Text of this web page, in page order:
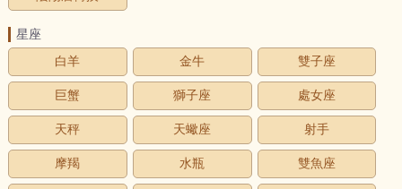
星座
白羊
金牛 雙子座
巨蟹 獅子座 處女座
天秤 天蠍座 射手
摩羯 水瓶 雙魚座